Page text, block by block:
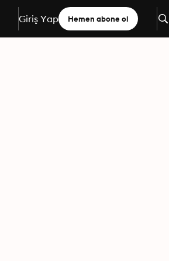
Giriş Yap Hemen abone ol